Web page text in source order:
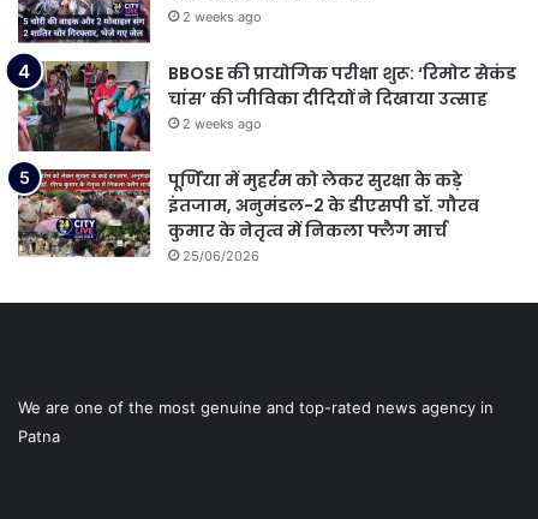
2 weeks ago
BBOSE की प्रायोगिक परीक्षा शुरू: ‘रिमोट सेकंड
चांस’ की जीविका दीदियों ने दिखाया उत्साह
2 weeks ago
पूर्णिया में मुहर्रम को लेकर सुरक्षा के कड़े
इंतजाम, अनुमंडल-2 के डीएसपी डॉ. गौरव
कुमार के नेतृत्व में निकला फ्लैग मार्च
25/06/2026
We are one of the most genuine and top-rated news agency in
Patna